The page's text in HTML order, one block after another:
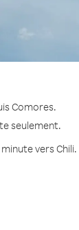
Comores.
seulement.
vers Chili.